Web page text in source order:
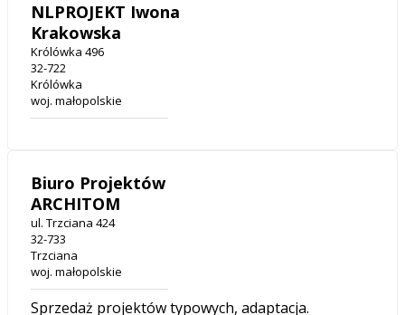
NLPROJEKT Iwona
Krakowska
Królówka 496
32-722
Królówka
woj. małopolskie
Biuro Projektów
ARCHITOM
ul. Trzciana 424
32-733
Trzciana
woj. małopolskie
Sprzedaż projektów typowych, adaptacja.